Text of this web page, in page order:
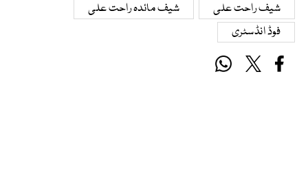
شیف راحت علی
شیف مائدہ راحت علی
فوڈ انڈسٹری